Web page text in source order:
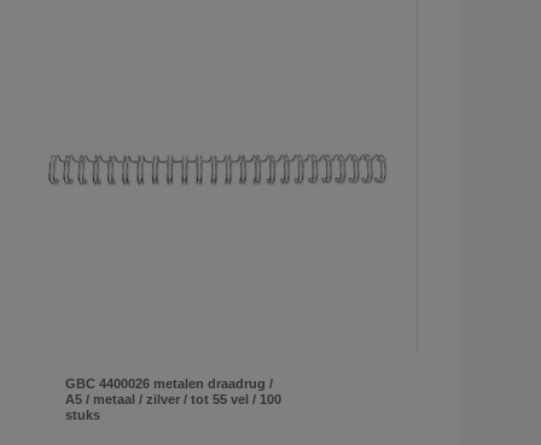
GBC 4400026 metalen draadrug /
A5 / metaal / zilver / tot 55 vel / 100
stuks